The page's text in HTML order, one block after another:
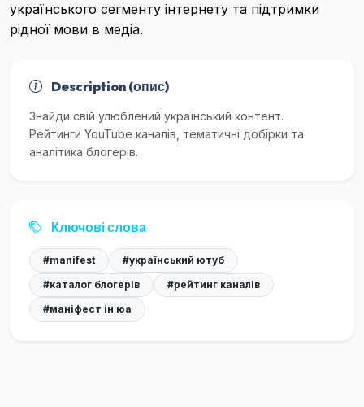
українського сегменту інтернету та підтримки
рідної мови в медіа.
Description (опис)
Знайди свій улюблений український контент.
Рейтинги YouTube каналів, тематичні добірки та
аналітика блогерів.
Ключові слова
#manifest
#український ютуб
#каталог блогерів
#рейтинг каналів
#маніфест ін юа